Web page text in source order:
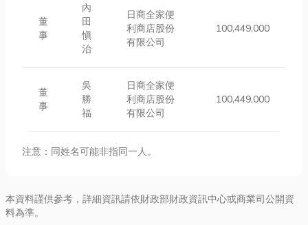
董
事
內
田
愼
治
日商全家便
利商店股份
有限公司
100,449,000
董
事
吳
勝
福
日商全家便
利商店股份
有限公司
100,449,000
注意：同姓名可能非指同一人。
本資料謹供參考，詳細資訊請依財政部財政資訊中心或商業司公開資
料為準。